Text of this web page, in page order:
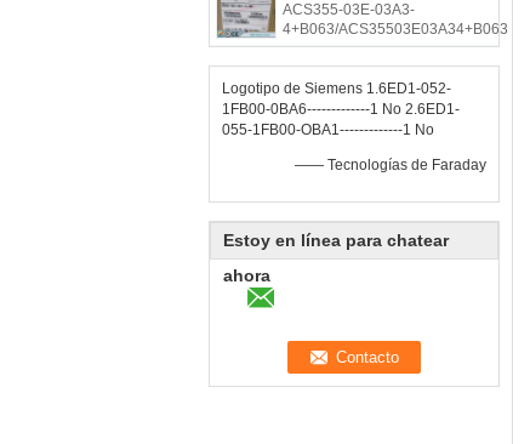
ACS355-03E-03A3-
4+B063/ACS35503E03A34+B063
Logotipo de Siemens 1.6ED1-052-
1FB00-0BA6-------------1 No 2.6ED1-
055-1FB00-OBA1-------------1 No
—— Tecnologías de Faraday
Estoy en línea para chatear
ahora